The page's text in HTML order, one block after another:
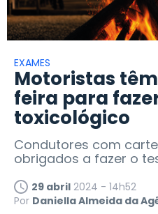
EXAMES
Motoristas
feira para
toxicológico
Condutores com
obrigados a fazer o
29 abril 2024 - 14h52
Por Daniella Almeida da